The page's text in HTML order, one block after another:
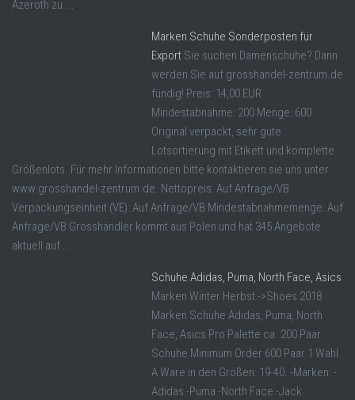
Azeroth zu ...
Marken Schuhe Sonderposten für
Export Sie suchen Damenschuhe? Dann
werden Sie auf grosshandel-zentrum.de
fündig! Preis: 14,00 EUR
Mindestabnahme: 200 Menge: 600
Original verpackt, sehr gute
Lotsortierung mit Etikett und komplette
Größenlots. Für mehr Informationen bitte kontaktieren sie uns unter
www.grosshandel-zentrum.de. Nettopreis: Auf Anfrage/VB
Verpackungseinheit (VE): Auf Anfrage/VB Mindestabnahmemenge: Auf
Anfrage/VB Grosshändler kommt aus Polen und hat 345 Angebote
aktuell auf ...
Schuhe Adidas, Puma, North Face, Asics
Marken Winter Herbst ->Shoes 2018
Marken Schuhe Adidas, Puma, North
Face, Asics Pro Palette ca. 200 Paar
Schuhe Minimum Order 600 Paar 1 Wahl
A Ware in den Größen: 19-40. -Marken: -
Adidas -Puma -North Face -Jack